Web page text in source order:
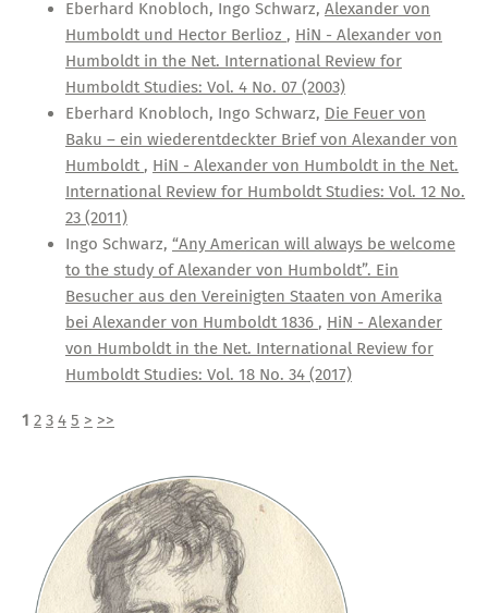
Eberhard Knobloch, Ingo Schwarz, Alexander von
Humboldt und Hector Berlioz , HiN - Alexander von
Humboldt in the Net. International Review for
Humboldt Studies: Vol. 4 No. 07 (2003)
Eberhard Knobloch, Ingo Schwarz, Die Feuer von
Baku – ein wiederentdeckter Brief von Alexander von
Humboldt , HiN - Alexander von Humboldt in the Net.
International Review for Humboldt Studies: Vol. 12 No.
23 (2011)
Ingo Schwarz, “Any American will always be welcome
to the study of Alexander von Humboldt”. Ein
Besucher aus den Vereinigten Staaten von Amerika
bei Alexander von Humboldt 1836 , HiN - Alexander
von Humboldt in the Net. International Review for
Humboldt Studies: Vol. 18 No. 34 (2017)
1 2 3 4 5 > >>